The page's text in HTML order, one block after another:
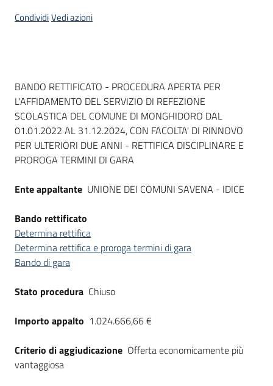
CondividiVedi azioni
Dati del bando
BANDO RETTIFICATO - PROCEDURA APERTA PER
L'AFFIDAMENTO DEL SERVIZIO DI REFEZIONE
SCOLASTICA DEL COMUNE DI MONGHIDORO DAL
01.01.2022 AL 31.12.2024, CON FACOLTA' DI RINNOVO
PER ULTERIORI DUE ANNI - RETTIFICA DISCIPLINARE E
PROROGA TERMINI DI GARA
Ente appaltante UNIONE DEI COMUNI SAVENA - IDICE
Bando rettificato
Determina rettifica
Determina rettifica e proroga termini di gara
Bando di gara
Stato procedura Chiuso
Importo appalto 1.024.666,66 €
Criterio di aggiudicazione Offerta economicamente più
vantaggiosa